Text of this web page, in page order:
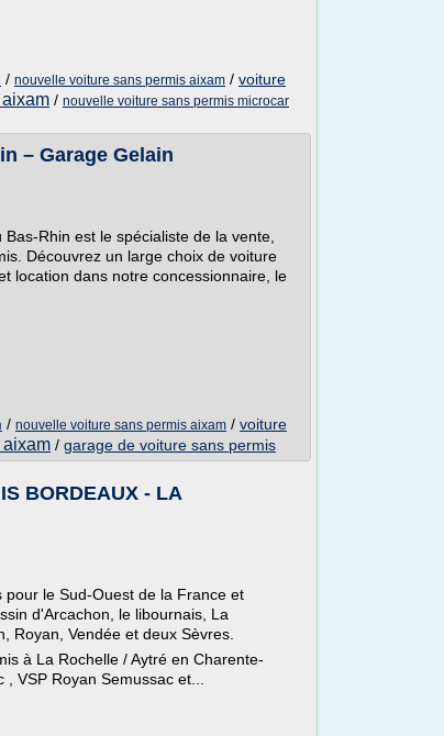
/ nouvelle voiture sans permis aixam / voiture
/ nouvelle voiture sans permis microcar
– Garage Gelain
Rhin est le spécialiste de la vente,
Découvrez un large choix de voiture
location dans notre concessionnaire, le
/ nouvelle voiture sans permis aixam / voiture
aixam / garage de voiture sans permis
BORDEAUX - LA
le Sud-Ouest de la France et
d'Arcachon, le libournais, La
Royan, Vendée et deux Sèvres.
à La Rochelle / Aytré en Charente-
VSP Royan Semussac et...